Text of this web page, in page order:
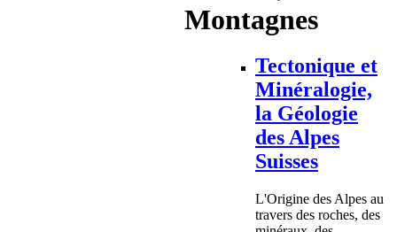
Montagnes
Tectonique et
Minéralogie,
la Géologie
des Alpes
Suisses
L'Origine des Alpes au
travers des roches, des